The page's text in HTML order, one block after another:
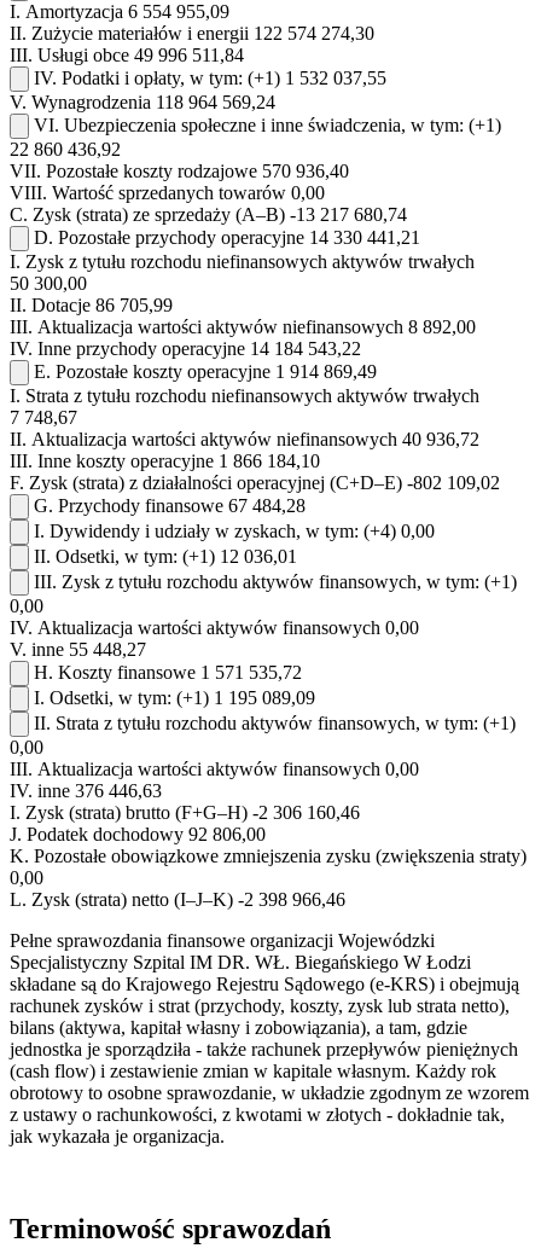
I. Amortyzacja 6 554 955,09
II. Zużycie materiałów i energii 122 574 274,30
III. Usługi obce 49 996 511,84
IV. Podatki i opłaty, w tym: (+1) 1 532 037,55
V. Wynagrodzenia 118 964 569,24
VI. Ubezpieczenia społeczne i inne świadczenia, w tym: (+1)
22 860 436,92
VII. Pozostałe koszty rodzajowe 570 936,40
VIII. Wartość sprzedanych towarów 0,00
C. Zysk (strata) ze sprzedaży (A–B) -13 217 680,74
D. Pozostałe przychody operacyjne 14 330 441,21
I. Zysk z tytułu rozchodu niefinansowych aktywów trwałych
50 300,00
II. Dotacje 86 705,99
III. Aktualizacja wartości aktywów niefinansowych 8 892,00
IV. Inne przychody operacyjne 14 184 543,22
E. Pozostałe koszty operacyjne 1 914 869,49
I. Strata z tytułu rozchodu niefinansowych aktywów trwałych
7 748,67
II. Aktualizacja wartości aktywów niefinansowych 40 936,72
III. Inne koszty operacyjne 1 866 184,10
F. Zysk (strata) z działalności operacyjnej (C+D–E) -802 109,02
G. Przychody finansowe 67 484,28
I. Dywidendy i udziały w zyskach, w tym: (+4) 0,00
II. Odsetki, w tym: (+1) 12 036,01
III. Zysk z tytułu rozchodu aktywów finansowych, w tym: (+1)
0,00
IV. Aktualizacja wartości aktywów finansowych 0,00
V. inne 55 448,27
H. Koszty finansowe 1 571 535,72
I. Odsetki, w tym: (+1) 1 195 089,09
II. Strata z tytułu rozchodu aktywów finansowych, w tym: (+1)
0,00
III. Aktualizacja wartości aktywów finansowych 0,00
IV. inne 376 446,63
I. Zysk (strata) brutto (F+G–H) -2 306 160,46
J. Podatek dochodowy 92 806,00
K. Pozostałe obowiązkowe zmniejszenia zysku (zwiększenia straty)
0,00
L. Zysk (strata) netto (I–J–K) -2 398 966,46
Pełne sprawozdania finansowe organizacji Wojewódzki
Specjalistyczny Szpital IM DR. WŁ. Biegańskiego W Łodzi
składane są do Krajowego Rejestru Sądowego (e-KRS) i obejmują
rachunek zysków i strat (przychody, koszty, zysk lub strata netto),
bilans (aktywa, kapitał własny i zobowiązania), a tam, gdzie
jednostka je sporządziła - także rachunek przepływów pieniężnych
(cash flow) i zestawienie zmian w kapitale własnym. Każdy rok
obrotowy to osobne sprawozdanie, w układzie zgodnym ze wzorem
z ustawy o rachunkowości, z kwotami w złotych - dokładnie tak,
jak wykazała je organizacja.
Terminowość sprawozdań